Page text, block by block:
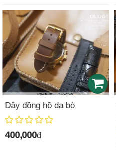
Dây đồng hồ da bò
400,000đ